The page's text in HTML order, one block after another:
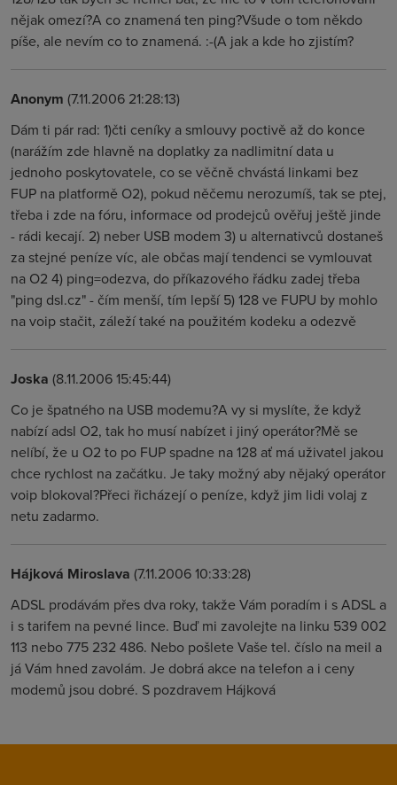
nějak omezí?A co znamená ten ping?Všude o tom někdo
píše, ale nevím co to znamená. :-(A jak a kde ho zjistím?
Anonym (7.11.2006 21:28:13)
Dám ti pár rad: 1)čti ceníky a smlouvy poctivě až do konce
(narážím zde hlavně na doplatky za nadlimitní data u
jednoho poskytovatele, co se věčně chvástá linkami bez
FUP na platformě O2), pokud něčemu nerozumíš, tak se ptej,
třeba i zde na fóru, informace od prodejců ověřuj ještě jinde
- rádi kecají. 2) neber USB modem 3) u alternativců dostaneš
za stejné peníze víc, ale občas mají tendenci se vymlouvat
na O2 4) ping=odezva, do příkazového řádku zadej třeba
"ping dsl.cz" - čím menší, tím lepší 5) 128 ve FUPU by mohlo
na voip stačit, záleží také na použitém kodeku a odezvě
Joska (8.11.2006 15:45:44)
Co je špatného na USB modemu?A vy si myslíte, že když
nabízí adsl O2, tak ho musí nabízet i jiný operátor?Mě se
nelíbí, že u O2 to po FUP spadne na 128 ať má uživatel jakou
chce rychlost na začátku. Je taky možný aby nějaký operátor
voip blokoval?Přeci řicházejí o peníze, když jim lidi volaj z
netu zadarmo.
Hájková Miroslava (7.11.2006 10:33:28)
ADSL prodávám přes dva roky, takže Vám poradím i s ADSL a
i s tarifem na pevné lince. Buď mi zavolejte na linku 539 002
113 nebo 775 232 486. Nebo pošlete Vaše tel. číslo na meil a
já Vám hned zavolám. Je dobrá akce na telefon a i ceny
modemů jsou dobré. S pozdravem Hájková